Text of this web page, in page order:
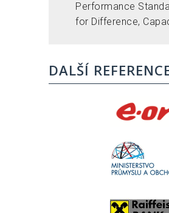
Performance
for Difference,
DALŠÍ